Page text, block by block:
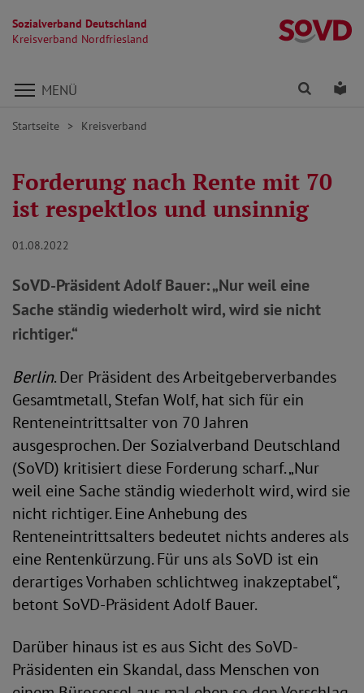
Sozialverband Deutschland
Kreisverband Nordfriesland
Direkt zu den Inhalten springen
MENÜ Finden
Startseite Kreisverband
Forderung nach Rente mit 70
ist respektlos und unsinnig
01.08.2022
SoVD-Präsident Adolf Bauer: „Nur weil eine
Sache ständig wiederholt wird, wird sie nicht
richtiger.“
Berlin. Der Präsident des Arbeitgeberverbandes
Gesamtmetall, Stefan Wolf, hat sich für ein
Renteneintrittsalter von 70 Jahren
ausgesprochen. Der Sozialverband Deutschland
(SoVD) kritisiert diese Forderung scharf. „Nur
weil eine Sache ständig wiederholt wird, wird sie
nicht richtiger. Eine Anhebung des
Renteneintrittsalters bedeutet nichts anderes als
eine Rentenkürzung. Für uns als SoVD ist ein
derartiges Vorhaben schlichtweg inakzeptabel“,
betont SoVD-Präsident Adolf Bauer.
Darüber hinaus ist es aus Sicht des SoVD-
Präsidenten ein Skandal, dass Menschen von